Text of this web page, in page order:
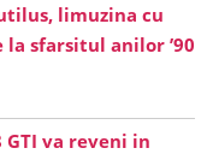
limuzina cu
la sfarsitul anilor ’90
GTI va reveni in